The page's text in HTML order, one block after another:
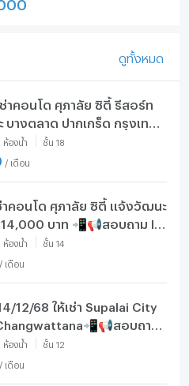
ดูทั้งหมด
ศุภาลัย ซิตี้ รีสอร์ท
างตลาด ปากเกร็ด กรุงเทพ
✅ ทักไลน์
ตอบทันที ทีมงานมือ
ห้องน้ำ ชั้น 18
/ เดือน
าคอนโด ศุภาลัย ซิตี้ แจ้งวัฒนะ
บาท 📲📢สอบถาม ld
ห้องน้ำ ชั้น 14
/ เดือน
เช่า Supalai City
สอบถาม
ห้องน้ำ ชั้น 12
/ เดือน